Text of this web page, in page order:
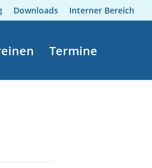
Downloads Interner Bereich
Termine